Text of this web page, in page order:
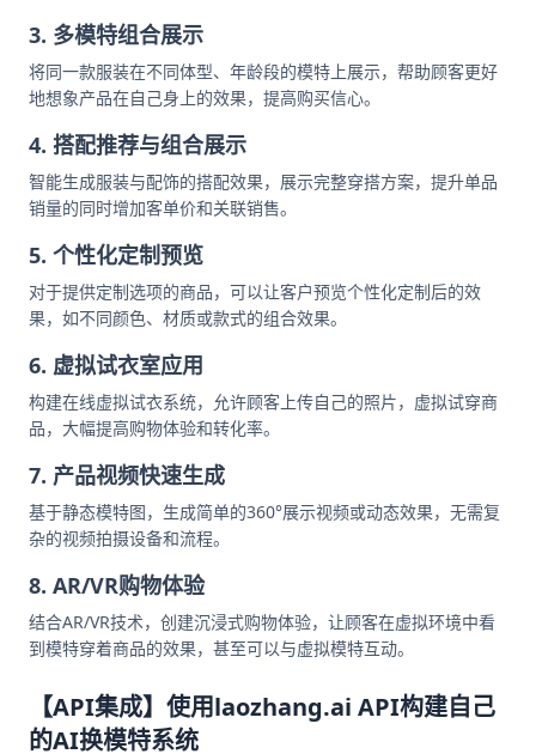
3. 多模特组合展示
将同一款服装在不同体型、年龄段的模特上展示，帮助顾客更好
地想象产品在自己身上的效果，提高购买信心。
4. 搭配推荐与组合展示
智能生成服装与配饰的搭配效果，展示完整穿搭方案，提升单品
销量的同时增加客单价和关联销售。
5. 个性化定制预览
对于提供定制选项的商品，可以让客户预览个性化定制后的效
果，如不同颜色、材质或款式的组合效果。
6. 虚拟试衣室应用
构建在线虚拟试衣系统，允许顾客上传自己的照片，虚拟试穿商
品，大幅提高购物体验和转化率。
7. 产品视频快速生成
基于静态模特图，生成简单的360°展示视频或动态效果，无需复
杂的视频拍摄设备和流程。
8. AR/VR购物体验
结合AR/VR技术，创建沉浸式购物体验，让顾客在虚拟环境中看
到模特穿着商品的效果，甚至可以与虚拟模特互动。
【API集成】使用laozhang.ai API构建自己
的AI换模特系统